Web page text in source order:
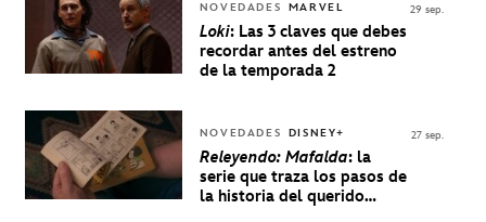
NOVEDADES MARVEL
Loki: Las 3 claves que debes
recordar antes del estreno
de la temporada 2
29 sep.
NOVEDADES DISNEY+
Releyendo: Mafalda: la
serie que traza los pasos de
la historia del querido
27 sep.